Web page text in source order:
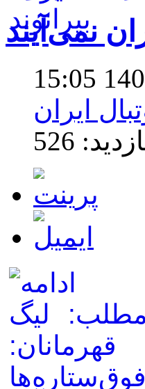
ایران
526